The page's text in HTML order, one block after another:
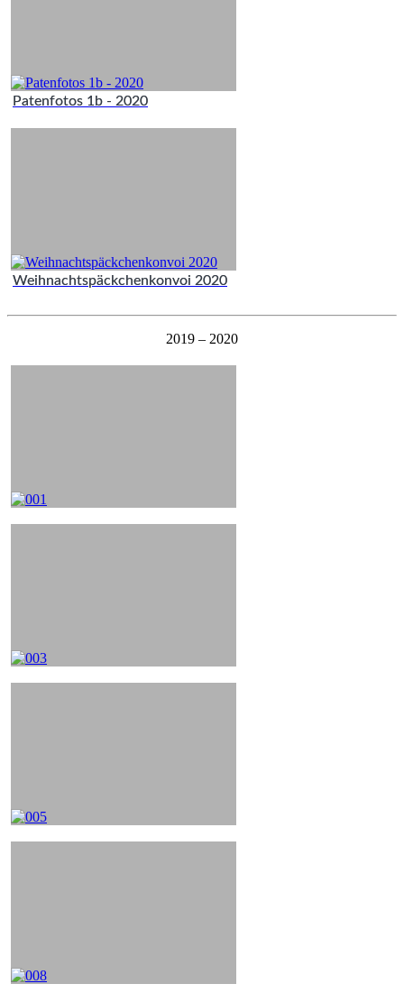
Patenfotos 1b - 2020
Weihnachtspäckchenkonvoi 2020
2019 – 2020